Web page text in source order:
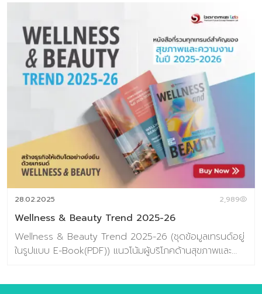
28.02.2025 2,989
Wellness & Beauty Trend 2025-26
Wellness & Beauty Trend 2025-26 (ชุดข้อมูลเทรนด์อยู่
ในรูปแบบ E-Book(PDF)) แนวโน้มผู้บริโภคด้านสุขภาพและ